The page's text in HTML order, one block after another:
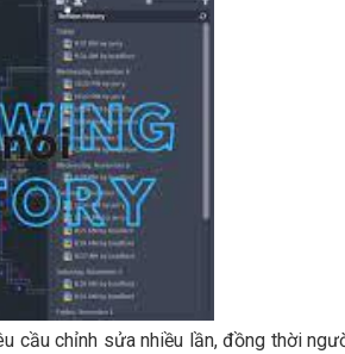
cầu chỉnh sửa nhiều lần, đồng thời